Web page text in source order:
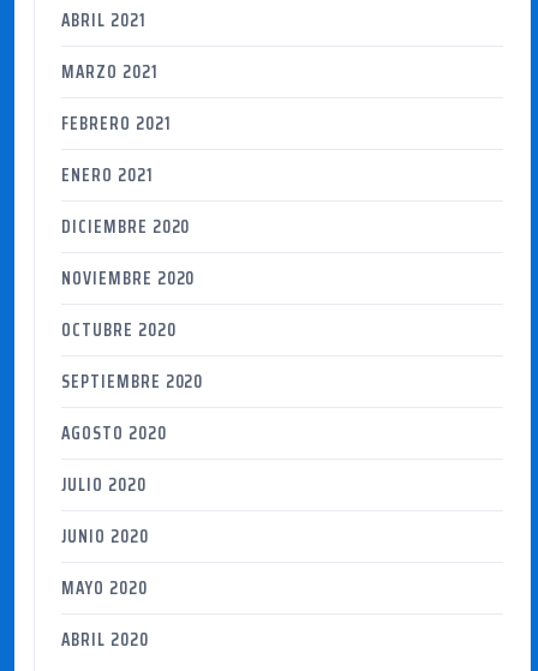
ABRIL 2021
MARZO 2021
FEBRERO 2021
ENERO 2021
DICIEMBRE 2020
NOVIEMBRE 2020
OCTUBRE 2020
SEPTIEMBRE 2020
AGOSTO 2020
JULIO 2020
JUNIO 2020
MAYO 2020
ABRIL 2020